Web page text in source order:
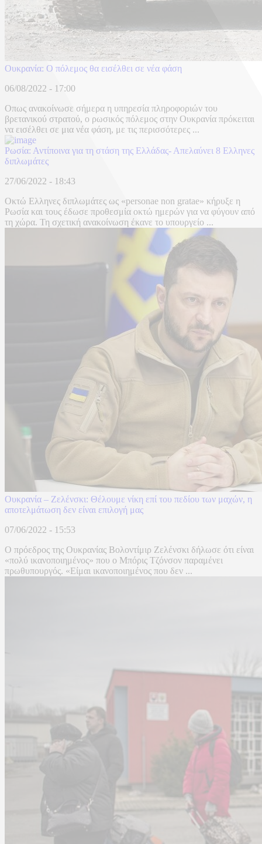
Ουκρανία: Ο πόλεμος θα εισέλθει σε νέα φάση
06/08/2022 - 17:00
Oπως ανακοίνωσε σήμερα η υπηρεσία πληροφοριών του
βρετανικού στρατού, ο ρωσικός πόλεμος στην Ουκρανία πρόκειται
να εισέλθει σε μια νέα φάση, με τις περισσότερες ...
Ρωσία: Αντίποινα για τη στάση της Ελλάδας- Απελαύνει 8 Ελληνες
διπλωμάτες
27/06/2022 - 18:43
Οκτώ Ελληνες διπλωμάτες ως «personae non gratae» κήρυξε η
Ρωσία και τους έδωσε προθεσμία οκτώ ημερών για να φύγουν από
τη χώρα. Τη σχετική ανακοίνωση έκανε το υπουργείο ...
Ουκρανία – Ζελένσκι: Θέλουμε νίκη επί του πεδίου των μαχών, η
αποτελμάτωση δεν είναι επιλογή μας
07/06/2022 - 15:53
Ο πρόεδρος της Ουκρανίας Βολοντίμιρ Ζελένσκι δήλωσε ότι είναι
«πολύ ικανοποιημένος» που ο Μπόρις Τζόνσον παραμένει
πρωθυπουργός. «Είμαι ικανοποιημένος που δεν ...